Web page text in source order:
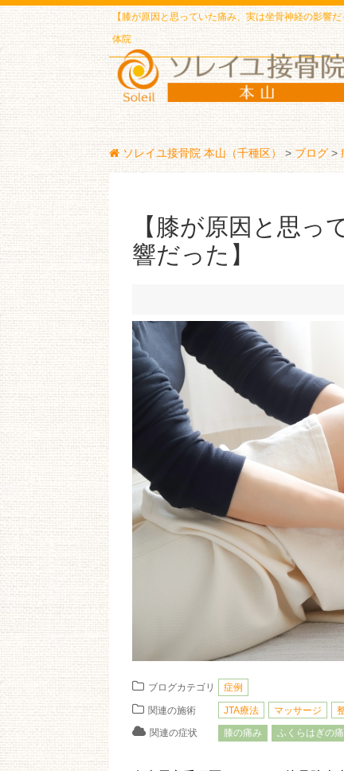
【膝が原因と思っていた痛み、実は坐骨神経の影響
体院
ソレイユ接骨院 本山（千種区） > ブログ>
【膝が原因と思っ
響だった】
ブログカテゴリ 症例
関連の施術 JTA療法 マッサージ
関連の症状 膝の痛み ふくらはぎの